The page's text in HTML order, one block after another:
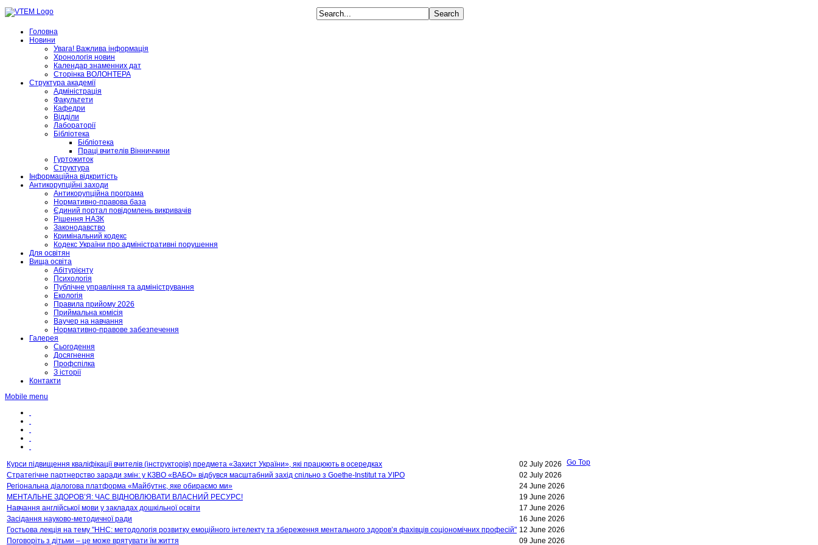
Головна
Новини
Увага! Важлива інформація
Хронологія новин
Календар знаменних дат
Сторінка ВОЛОНТЕРА
Структура академії
Адміністрація
Факультети
Кафедри
Відділи
Лабораторії
Бібліотека
Бібліотека
Праці вчителів Вінниччини
Гуртожиток
Структура
Інформаційна відкритість
Антикорупційні заходи
Антикорупційна програма
Нормативно-правова база
Єдиний портал повідомлень викривачів
Рішення НАЗК
Законодавство
Кримінальний кодекс
Кодекс України про адміністративні порушення
Для освітян
Вища освіта
Абітурієнту
Психологія
Публічне управління та адміністрування
Екологія
Правила прийому 2026
Приймальна комісія
Ваучер на навчання
Нормативно-правове забезпечення
Галерея
Сьогодення
Досягнення
Профспілка
З історії
Контакти
Mobile menu
Курси підвищення кваліфікації вчителів (інструкторів) предмета «Захист України», які працюють в осередках
02 July 2026
Стратегічне партнерство заради змін: у КЗВО «ВАБО» відбувся масштабний захід спільно з Goethe-Institut та УІРО
02 July 2026
Регіональна діалогова платформа «Майбутнє, яке обираємо ми»
24 June 2026
МЕНТАЛЬНЕ ЗДОРОВ’Я: ЧАС ВІДНОВЛЮВАТИ ВЛАСНИЙ РЕСУРС!
19 June 2026
Навчання англійської мови у закладах дошкільної освіти
17 June 2026
Засідання науково-методичної ради
16 June 2026
Гостьова лекція на тему "ННС: методологія розвитку емоційного інтелекту та збереження ментального здоров’я фахівців соціономічних професій" 12 June 2026
Поговоріть з дітьми – це може врятувати їм життя
09 June 2026
Go Top